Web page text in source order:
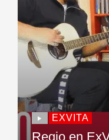
EXVITA
Regio en